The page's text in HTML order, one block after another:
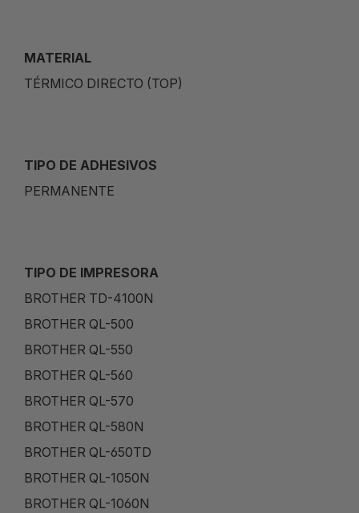
MATERIAL
TÉRMICO DIRECTO (TOP)
TIPO DE ADHESIVOS
PERMANENTE
TIPO DE IMPRESORA
BROTHER TD-4100N
BROTHER QL-500
BROTHER QL-550
BROTHER QL-560
BROTHER QL-570
BROTHER QL-580N
BROTHER QL-650TD
BROTHER QL-1050N
BROTHER QL-1060N